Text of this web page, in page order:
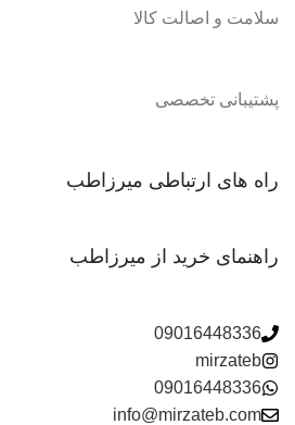
سلامت و اصالت کالا
پشتیبانی تخصصی
راه های ارتباطی میرزاطب
راهنمای خرید از میرزاطب
09016448336
mirzateb
09016448336
info@mirzateb.com